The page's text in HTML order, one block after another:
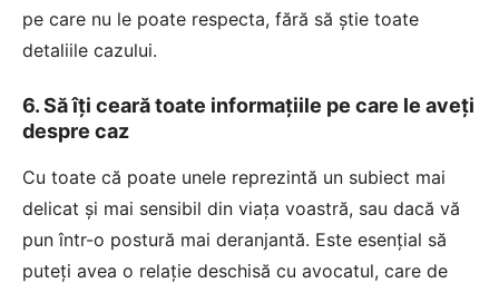
pe care nu le poate respecta, fără să știe toate
detaliile cazului.
6. Să îți ceară toate informațiile pe care le aveți
despre caz
Cu toate că poate unele reprezintă un subiect mai
delicat și mai sensibil din viața voastră, sau dacă vă
pun într-o postură mai deranjantă. Este esențial să
puteți avea o relație deschisă cu avocatul, care de